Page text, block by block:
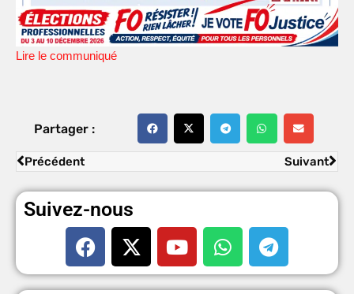
Lire le communiqué
Partager :
Précédent Suivant
Suivez-nous